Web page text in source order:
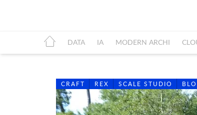
DATA IA MODERN ARCHI
CRAFT REX SCALE STUDIO